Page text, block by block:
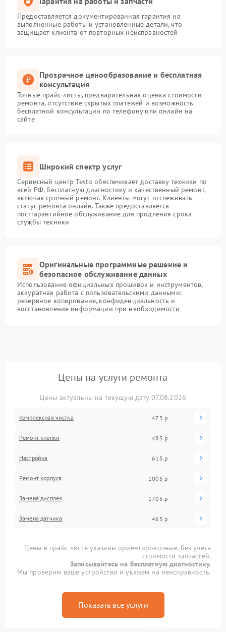
Предоставляется документированная гарантия на
выполненные работы и установленные детали, что
защищает клиента от повторных неисправностей
Прозрачное ценообразование и бесплатная
консультация
Точные прайс-листы, предварительная оценка стоимости
ремонта, отсутствие скрытых платежей и возможность
бесплатной консультации по телефону или онлайн на
сайте
Широкий спектр услуг
Сервисный центр Testo обеспечивает доставку техники по
всей РФ, бесплатную диагностику и качественный ремонт,
включая срочный ремонт. Клиенты могут отслеживать
статус ремонта онлайн. Также предоставляется
постгарантийное обслуживание для продления срока
службы техники
Оригинальные программные решение и
безопасное обслуживание данных
Использование официальных прошивок и инструментов,
аккуратная работа с пользовательскими данными:
резервное копирование, конфиденциальность и
восстановление информации при необходимости
Цены на услуги ремонта
Цены актуальны на текущую дату 07.08.2026
Комплексная чистка 475 р
Ремонт кнопки 485 р
Настройка 615 р
Ремонт корпуса 1005 р
Замена дисплея 1705 р
Замена датчика 465 р
Цены в прайс-листе указаны ориентировочные, без учета
стоимости запчастей.
Записывайтесь на бесплатную диагностику.
Мы проверим ваше устройство и укажем на неисправность.
Показать все услуги